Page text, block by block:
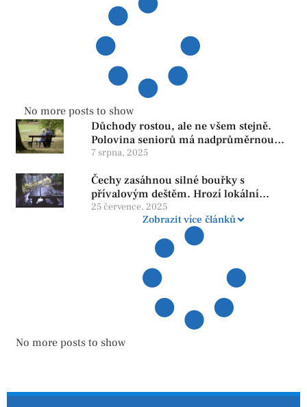
No more posts to show
Důchody rostou, ale ne všem stejně.
Polovina seniorů má nadprůměrnou
penzi, tisíce však žijí pod hranicí
reformy
7 srpna, 2025
Čechy zasáhnou silné bouřky s
přívalovým deštěm. Hrozí lokální
zatopení
25 července, 2025
Zobrazit více článků
No more posts to show